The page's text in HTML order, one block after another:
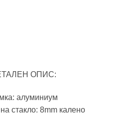
ОПИС:
алуминиум
стакло: 8mm калено